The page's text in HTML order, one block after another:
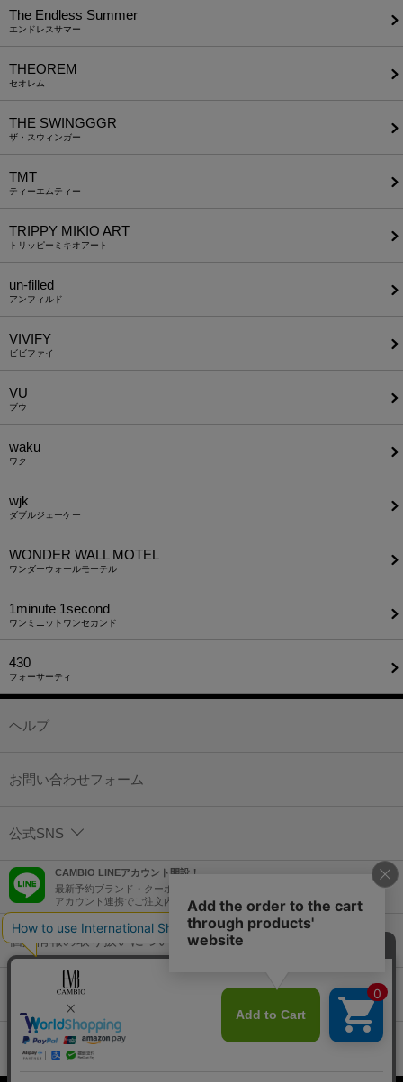
The Endless Summer
エンドレスサマー
THEOREM
セオレム
THE SWINGGGR
ザ・スウィンガー
TMT
ティーエムティー
TRIPPY MIKIO ART
トリッピーミキオアート
un-filled
アンフィルド
VIVIFY
ビビファイ
VU
ブウ
waku
ワク
wjk
ダブルジェーケー
WONDER WALL MOTEL
ワンダーウォールモーテル
1minute​ 1second
ワンミニットワンセカンド
430
フォーサーティ
ヘルプ
お問い合わせフォーム
公式SNS
CAMBIO LINEアカウント開設！
最新予約ブランド・クーポン情報などを配信！
アカウント連携でご注文内容をLINEでも確認可能！
個人情報の取り扱いについて
特定商取引法に基づく表示
コーポレートサイト